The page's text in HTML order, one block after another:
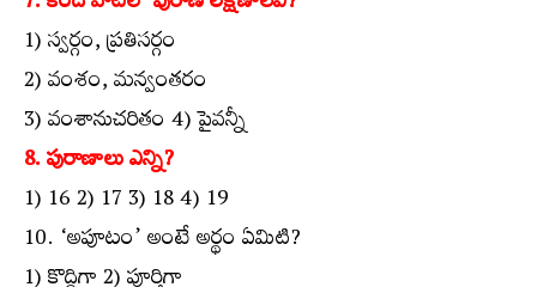
1) స్వర్గం, ప్రతిసర్గం
2) వంశం, మన్వంతరం
3) వంశానుచరితం 4) పైవన్నీ
8. పురాణాలు ఎన్ని?
1) 16 2) 17 3) 18 4) 19
10. ‘అపూటం’ అంటే అర్థం ఏమిటి?